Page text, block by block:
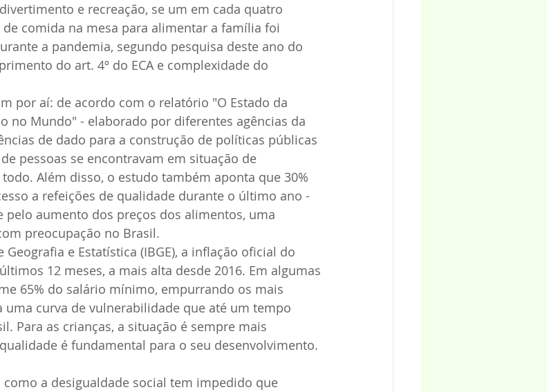
e recreação, se um em cada quatro
comida na mesa para alimentar a família foi
a pandemia, segundo pesquisa deste ano do
do art. 4º do ECA e complexidade do
por aí: de acordo com o relatório "O Estado da
no Mundo" - elaborado por diferentes agências da
de dado para a construção de políticas públicas
pessoas se encontravam em situação de
Além disso, o estudo também aponta que 30%
a refeições de qualidade durante o último ano -
pelo aumento dos preços dos alimentos, uma
preocupação no Brasil.
e Estatística (IBGE), a inflação oficial do
12 meses, a mais alta desde 2016. Em algumas
65% do salário mínimo, empurrando os mais
uma curva de vulnerabilidade que até um tempo
Para as crianças, a situação é sempre mais
é fundamental para o seu desenvolvimento.
a desigualdade social tem impedido que